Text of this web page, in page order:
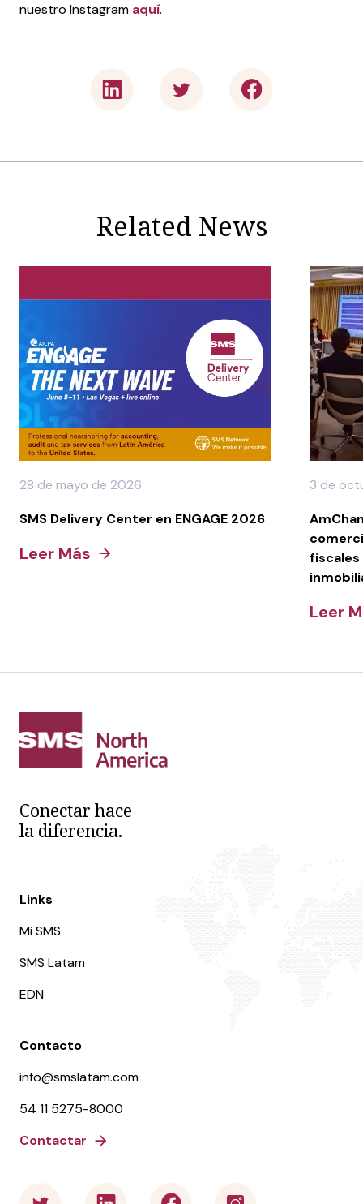
nuestro Instagram aquí.
Related News
28 de mayo de 2026
SMS Delivery Center en ENGAGE 2026
Leer Más
3 de
Leer
Conectar hace
la diferencia.
Links
Mi SMS
SMS Latam
EDN
Contacto
info@smslatam.com
54 11 5275-8000
Contactar